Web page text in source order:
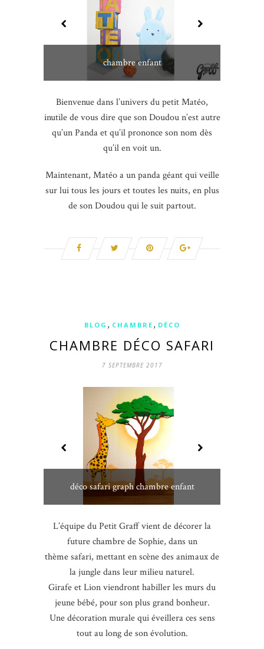
chambre enfant
Bienvenue dans l’univers du petit Matéo,
inutile de vous dire que son Doudou n’est autre
qu’un Panda et qu’il prononce son nom dès
qu’il en voit un.
Maintenant, Matéo a un panda géant qui veille
sur lui tous les jours et toutes les nuits, en plus
de son Doudou qui le suit partout.
BLOG , CHAMBRE , DÉCO
CHAMBRE DÉCO SAFARI
7 SEPTEMBRE 2017
déco safari graph chambre enfant
L’équipe du Petit Graff vient de décorer la
future chambre de Sophie, dans un
thème safari, mettant en scène des animaux de
la jungle dans leur milieu naturel.
Girafe et Lion viendront habiller les murs du
jeune bébé, pour son plus grand bonheur.
Une décoration murale qui éveillera ces sens
tout au long de son évolution.